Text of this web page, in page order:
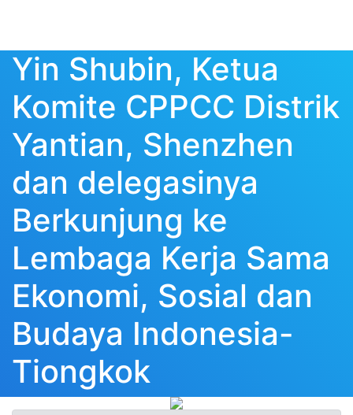
Yin Shubin, Ketua
Komite CPPCC Distrik
Yantian, Shenzhen
dan delegasinya
Berkunjung ke
Lembaga Kerja Sama
Ekonomi, Sosial dan
Budaya Indonesia-
Tiongkok